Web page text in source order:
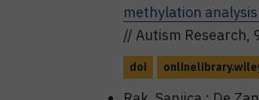
methylation
// Autism
doi